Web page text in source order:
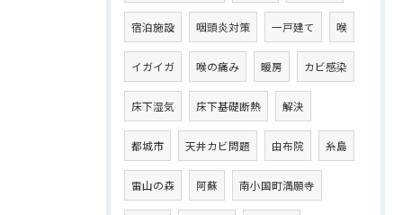
宿泊施設 咽頭炎対策 一戸建て 喉
イガイガ 喉の痛み 暖房 カビ感染
床下湿気 床下基礎断熱 解決
都城市 天井カビ問題 由布院 糸島
雷山の森 阿蘇 南小国町満願寺